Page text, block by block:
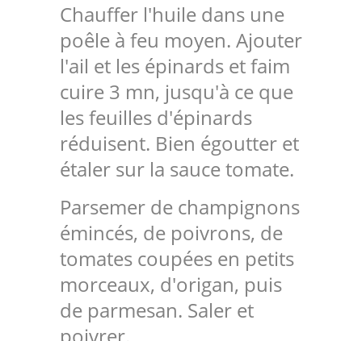
Chauffer l'huile dans une
poêle à feu moyen. Ajouter
l'ail et les épinards et faim
cuire 3 mn, jusqu'à ce que
les feuilles d'épinards
réduisent. Bien égoutter et
étaler sur la sauce tomate.
Parsemer de champignons
émincés, de poivrons, de
tomates coupées en petits
morceaux, d'origan, puis
de parmesan. Saler et